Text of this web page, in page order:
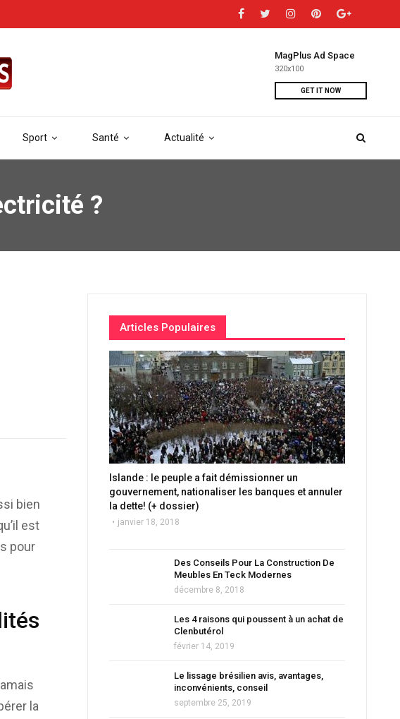
Sport Santé Actualité
MagPlus Ad Space
320x100
GET IT NOW
?
bien
est
pour
la
Articles Populaires
Islande : le peuple a fait démissionner un
gouvernement, nationaliser les banques et annuler
la dette! (+ dossier)
janvier 18, 2018
Des Conseils Pour La Construction De
Meubles En Teck Modernes
décembre 8, 2018
Les 4 raisons qui poussent à un achat de
Clenbutérol
février 14, 2019
Le lissage brésilien avis, avantages,
inconvénients, conseil
septembre 25, 2019